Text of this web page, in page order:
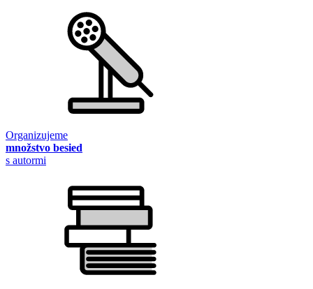
Organizujeme
množstvo besied
s autormi